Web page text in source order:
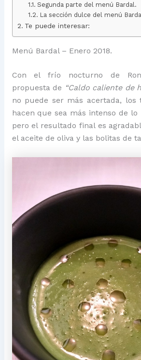
Segunda parte del menú Bardal.
La sección dulce del menú
Te puede interesar:
Menú Bardal – Enero 2018.
Con el frío nocturno de
propuesta de “Caldo caliente de
no puede ser más acertada, los
hacen que sea más intenso de lo
pero el resultado final es
el aceite de oliva y las bolitas de